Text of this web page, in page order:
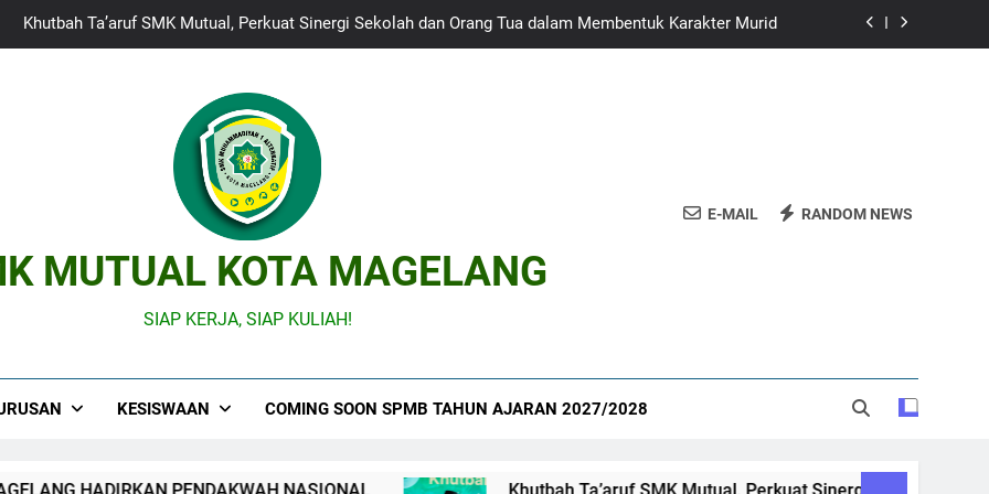
Khutbah Ta’aruf SMK Mutual, Perkuat Sinergi Sekolah dan Orang Tua dalam Membentuk Karakter Murid
CETAK GENERASI VOKASI : MPLS RAMAH 2026 “GEMBIRA BELAJAR, BERANI BERKARYA”
CETAK ANAK MUDA YANG DICARI DUNIA DAN DICINTAI ALLAH SMK MUTUAL KOTA MAGELANG
Khutbah Ta’aruf SMK Mutual, Perkuat Sinergi Sekolah dan Orang Tua dalam Membentuk Karakter Murid
DUTA SMK MUTUAL KOTA MAGELANG: CETAK PEMIMPIN MASA DEPAN
CETAK GENERASI VOKASI : MPLS RAMAH 2026 “GEMBIRA BELAJAR, BERANI BERKARYA”
MUTUAL KOTA MAGELANG
SIAP KERJA, SIAP KULIAH!
E-MAIL RANDOM NEWS
KESISWAAN COMING SOON SPMB TAHUN AJARAN 2027/2028